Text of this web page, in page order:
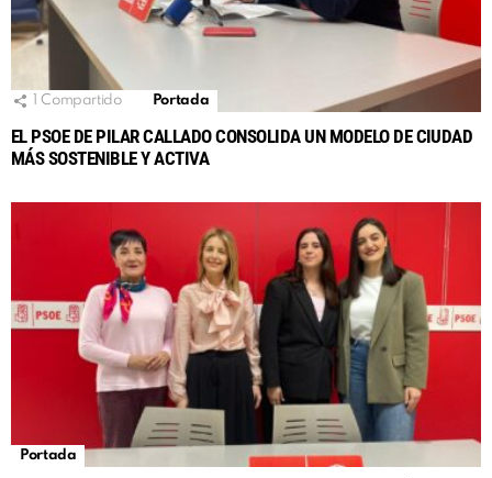
Compartido Portada
EL PSOE DE PILAR CALLADO CONSOLIDA UN MODELO DE CIUDAD
MÁS SOSTENIBLE Y ACTIVA
Portada